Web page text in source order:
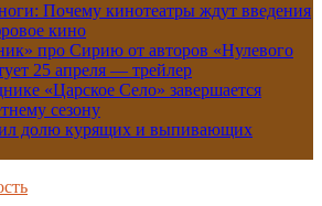
Почему кинотеатры ждут введения
кино
про Сирию от авторов «Нулевого
25 апреля — трейлер
«Царское Село» завершается
сезону
долю курящих и выпивающих